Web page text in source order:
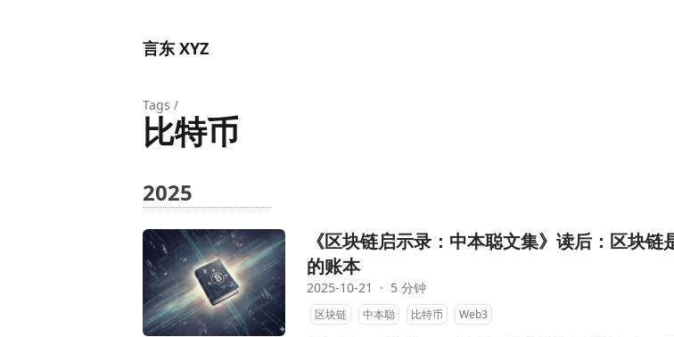
言东 XYZ
Tags /
比特币
2025
《区块链启示录：中本聪文集》读后：区块链
的账本
2025-10-21 · 5 分钟
区块链 中本聪 比特币 Web3